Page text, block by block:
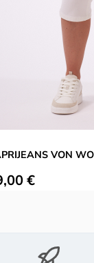
VON
Preis:
€